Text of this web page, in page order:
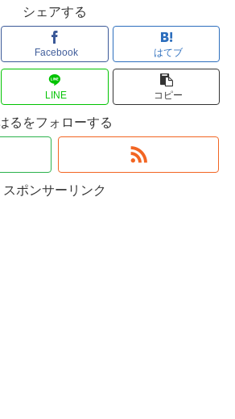
シェアする
Facebook はてブ
LINE コピー
るをフォローする
スポンサーリンク